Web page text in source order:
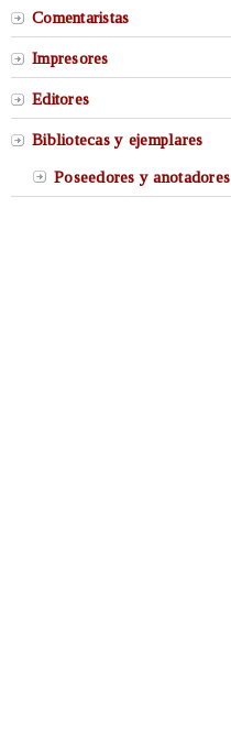
Comentaristas
Impresores
Editores
Bibliotecas y ejemplares
Poseedores y anotadores